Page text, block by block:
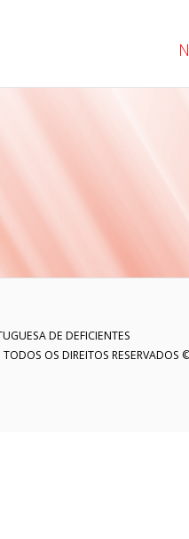
DE DEFICIENTES
OS DIREITOS RESERVADOS